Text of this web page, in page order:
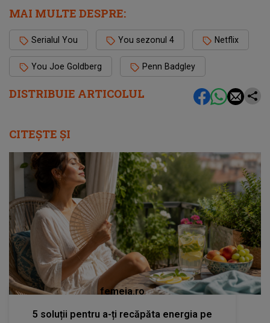
DISTRIBUIE ARTICOLUL
MAI MULTE DESPRE:
Serialul You You sezonul 4 Netflix
You Joe Goldberg Penn Badgley
CITEȘTE ȘI
femeia.ro
5 soluții pentru a-ți recăpăta energia pe